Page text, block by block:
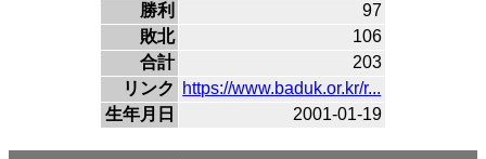
勝利
97
敗北
106
合計
203
リンク
https://www.baduk.or.kr/r...
生年月日
2001-01-19